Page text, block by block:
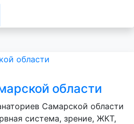
области
Самарской области
система, зрение, ЖКТ,